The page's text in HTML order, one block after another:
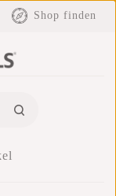
Shop finden